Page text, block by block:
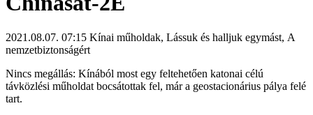
2021.08.07. 07:15 Kínai műholdak, Lássuk és halljuk egymást, A
nemzetbiztonságért
Nincs megállás: Kínából most egy feltehetően katonai célú
távközlési műholdat bocsátottak fel, már a geostacionárius pálya felé
tart.